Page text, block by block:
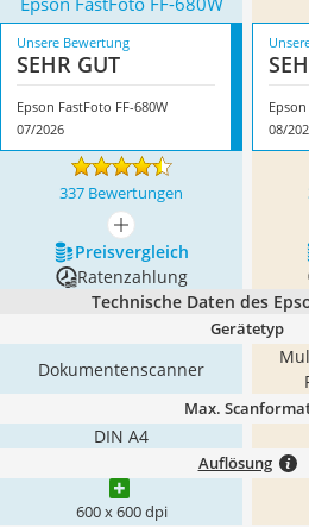
Unsere Bewertung
SEHR GUT
Epson FastFoto FF-680W
07/2026
Epson
08/
337 Bewertungen
mehr anzeigen
Preis­vergleich
Ratenzahlung
Technische Daten des
Gerätetyp
Dokumentenscanner
Max.
DIN A4
Auflösung
600 x 600 dpi